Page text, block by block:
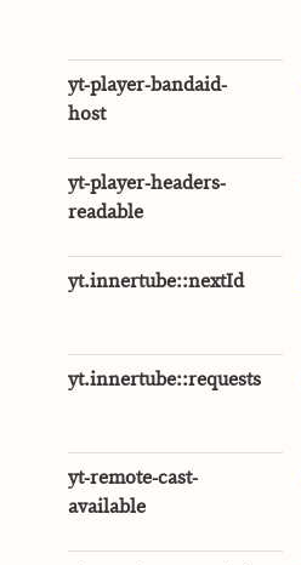
yt-player-bandaid-
host
yt-player-headers-
readable
yt.innertube::nextId
yt.innertube::requests
yt-remote-cast-
available